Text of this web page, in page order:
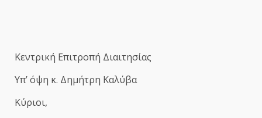
Κεντρική Επιτροπή Διαιτησίας
Υπ’ όψη κ. Δημήτρη Καλύβα
Κύριοι,